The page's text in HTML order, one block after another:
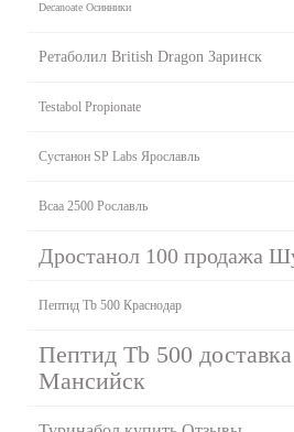
Decanoate Осинники
Ретаболил British Dragon Заринск
Testabol Propionate
Сустанон SP Labs Ярославль
Bcaa 2500 Рославль
Дростанол 100 продажа
Пептид Tb 500 Краснодар
Пептид Tb 500
Мансийск